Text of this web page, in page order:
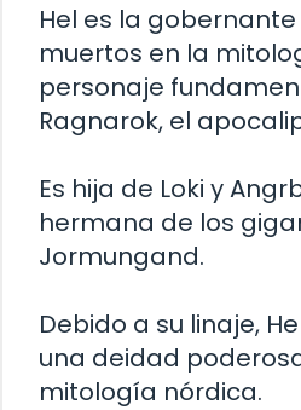
Hel es la
muertos en la
personaje
Ragnarok, el
Es hija de Loki y
hermana de los
Jormungand.
Debido a su linaje,
una deidad
mitología nórdica.